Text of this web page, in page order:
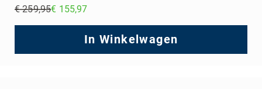
€ 259,95€ 155,97
In Winkelwagen